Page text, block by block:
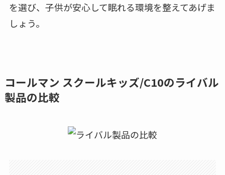
を選び、子供が安心して眠れる環境を整えてあげま
しょう。
コールマン スクールキッズ/C10のライバル
製品の比較